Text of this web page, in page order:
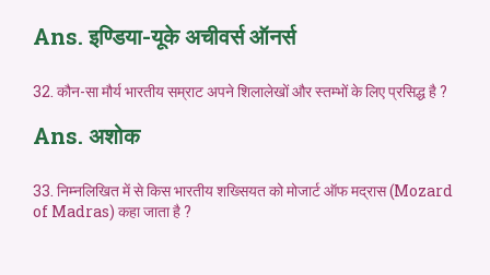
Ans. इण्डिया-यूके अचीवर्स ऑनर्स
32. कौन-सा मौर्य भारतीय सम्राट अपने शिलालेखों और स्तम्भों के लिए प्रसिद्ध है ?
Ans. अशोक
33. निम्नलिखित में से किस भारतीय शख्सियत को मोजार्ट ऑफ मद्रास (Mozard
of Madras) कहा जाता है ?